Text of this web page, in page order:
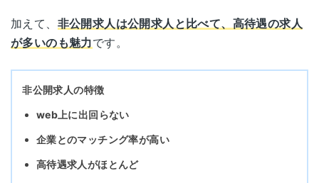
加えて、 非公開求人は公開求人と比べて、高待遇の求人
が多いのも魅力です。
非公開求人の特徴
web上に出回らない
企業とのマッチング率が高い
高待遇求人がほとんど